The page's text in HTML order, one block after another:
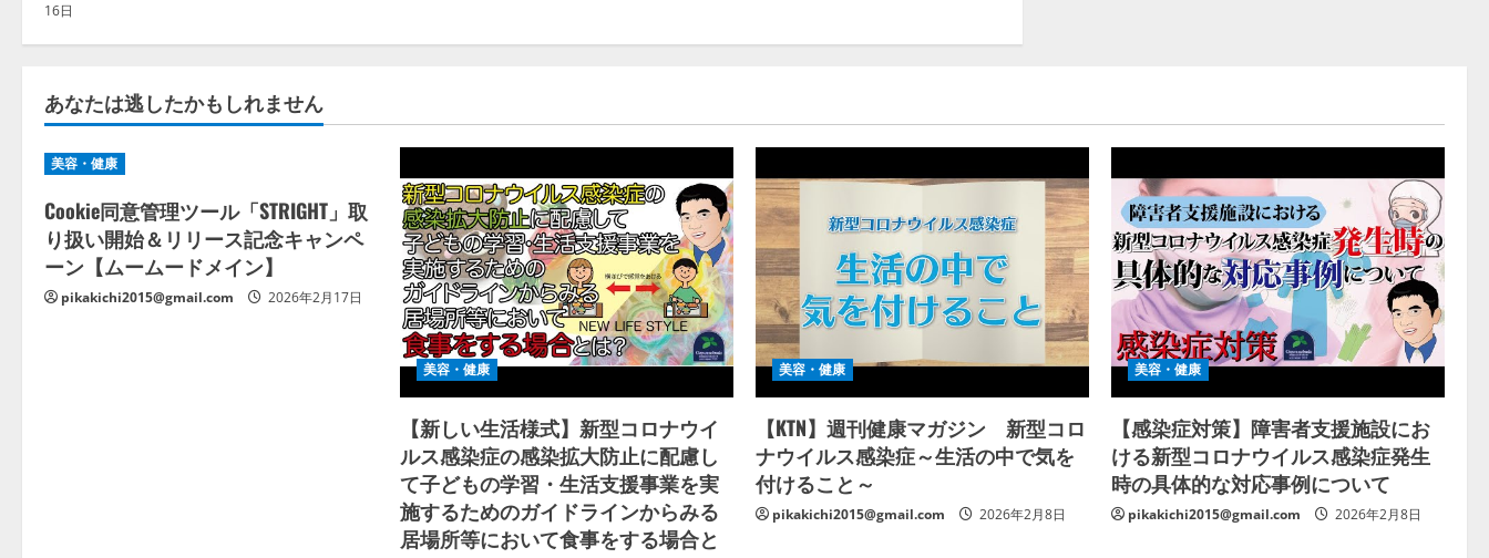
16日
あなたは逃したかもしれません
美容・健康
Cookie同意管理ツール「STRIGHT」取
り扱い開始＆リリース記念キャンペ
ーン【ムームードメイン】
pikakichi2015@gmail.com 2026年2月17日
美容・健康
【新しい生活様式】新型コロナウイ
ルス感染症の感染拡大防止に配慮し
て子どもの学習・生活支援事業を実
施するためのガイドラインからみる
居場所等において食事をする場合と
美容・健康
【KTN】週刊健康マガジン 新型コロ
ナウイルス感染症～生活の中で気を
付けること～
pikakichi2015@gmail.com 2026年2月8日
美容・健康
【感染症対策】障害者支援施設にお
ける新型コロナウイルス感染症発生
時の具体的な対応事例について
pikakichi2015@gmail.com 2026年2月8日